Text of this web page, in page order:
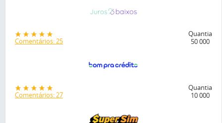
Comentários: 25
Quantia
50 000
Comentários: 27
Quantia
10 000